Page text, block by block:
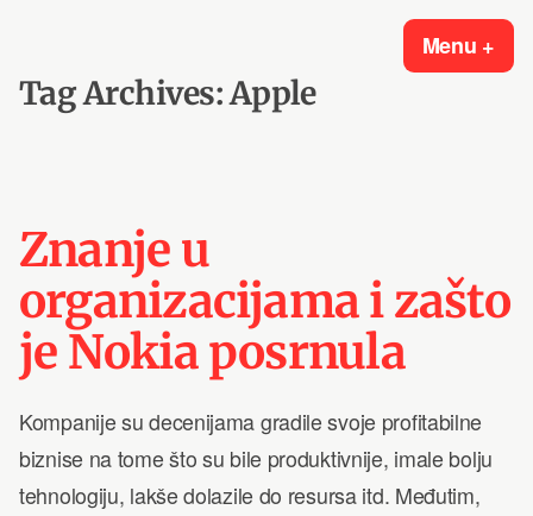
content
Digitalni marketing za mjerljive rezultate i povećanje prodaje.Menu +
Tag Archives:Apple
Znanje u
organizacijama i zašto
je Nokia posrnula
Kompanije su decenijama gradile svoje profitabilne
biznise na tome što su bile produktivnije, imale bolju
tehnologiju, lakše dolazile do resursa itd. Međutim,